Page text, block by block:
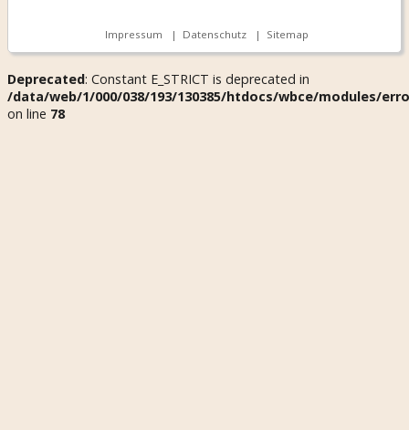
Impressum | Datenschutz | Sitemap
Deprecated: Constant E_STRICT is deprecated in
/data/web/1/000/038/193/130385/htdocs/wbce/modules/
on line 78